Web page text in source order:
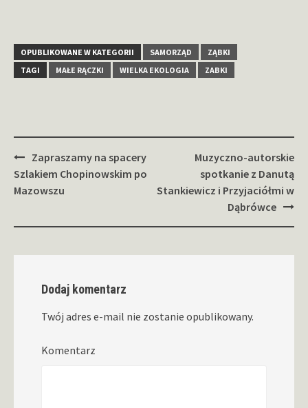
OPUBLIKOWANE W KATEGORII SAMORZĄD
ZĄBKI
TAGI
MAŁE RĄCZKI WIELKA EKOLOGIA ZABKI
Zobacz
wpisy
Zapraszamy na spacery
Szlakiem Chopinowskim po
Mazowszu
Muzyczno-autorskie
spotkanie z Danutą
Stankiewicz i Przyjaciółmi w
Dąbrówce
Dodaj komentarz
Twój adres e-mail nie zostanie opublikowany.
Komentarz